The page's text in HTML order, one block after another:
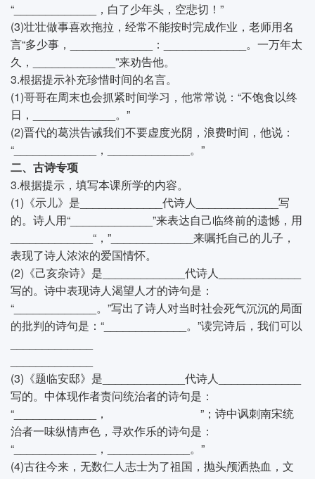
“_____________，白了少年头，空悲切！”
(3)壮壮做事喜欢拖拉，经常不能按时完成作业，老师用名
言“多少事，_____________：_____________。一万年太
久，_____________”来劝告他。
3.根据提示补充珍惜时间的名言。
(1)哥哥在周末也会抓紧时间学习，他常常说：“不饱食以终
日，_____________。”
(2)晋代的葛洪告诫我们不要虚度光阴，浪费时间，他说：
“_____________，_____________。”
二、古诗专项
3.根据提示，填写本课所学的内容。
(1)《示儿》是_____________代诗人_____________写
的。诗人用“_____________”来表达自己临终前的遗憾，用
_____________“，”_____________来嘱托自己的儿子，
表现了诗人浓浓的爱国情怀。
(2)《己亥杂诗》是_____________代诗人_____________
写的。诗中表现诗人渴望人才的诗句是：
“_____________。”写出了诗人对当时社会死气沉沉的局面
的批判的诗句是：“_____________。”读完诗后，我们可以
(3)《题临安邸》是_____________代诗人_____________
写的。中体现作者责问统治者的诗句是：
“_____________， ”；诗中讽刺南宋统
治者一味纵情声色，寻欢作乐的诗句是：
“_____________，_____________。”
(4)古往今来，无数仁人志士为了祖国，抛头颅洒热血，文